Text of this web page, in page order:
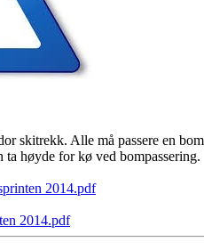
skitrekk. Alle må passere en
ta høyde for kø ved bompassering.
2014.pdf
2014.pdf